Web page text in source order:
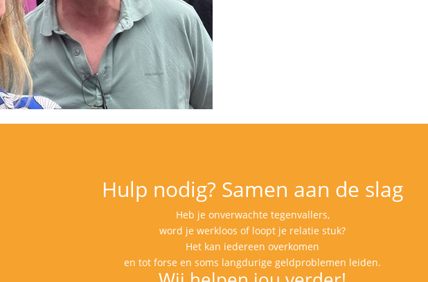
Hulp nodig? Samen aan de slag
Heb je onverwachte tegenvallers,
word je werkloos of loopt je relatie stuk?
Het kan iedereen overkomen
en tot forse en soms langdurige geldproblemen leiden.